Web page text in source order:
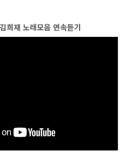
희재 노래모음 연속듣기